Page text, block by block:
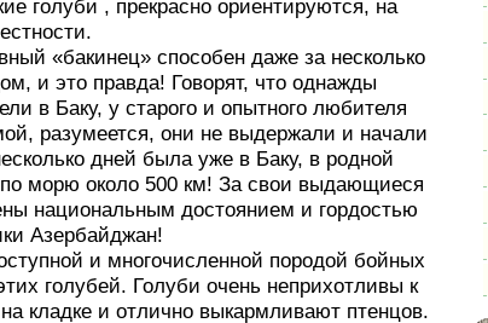
голуби , прекрасно ориентируются, на
«бакинец» способен даже за несколько
и это правда! Говорят, что однажды
в Баку, у старого и опытного любителя
разумеется, они не выдержали и начали
дней была уже в Баку, в родной
по морю около 500 км! За свои выдающиеся
национальным достоянием и гордостью
Азербайджан!
и многочисленной породой бойных
голубей. Голуби очень неприхотливы к
кладке и отлично выкармливают птенцов.